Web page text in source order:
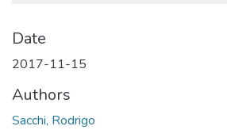
Date
2017-11-15
Authors
Sacchi, Rodrigo